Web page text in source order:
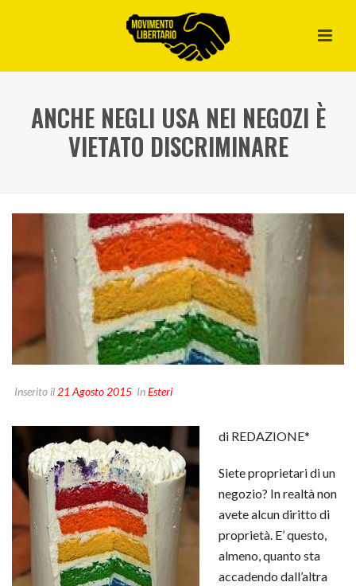
ANCHE NEGLI USA NEI NEGOZI È
VIETATO DISCRIMINARE
Inserito il 21 Agosto 2015 InEsteri
di REDAZIONE*
Siete proprietari di un
negozio? In realtà non
avete alcun diritto di
proprietà. E’ questo,
almeno, quanto sta
accadendo dall’altra